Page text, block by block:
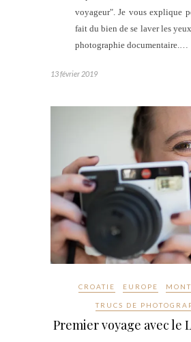
voyageur". Je vous explique
fait du bien de se laver les
photographie documentaire.…
13 février 2019
CROATIE EUROPE
TRUCS DE
Premier voyage avec le